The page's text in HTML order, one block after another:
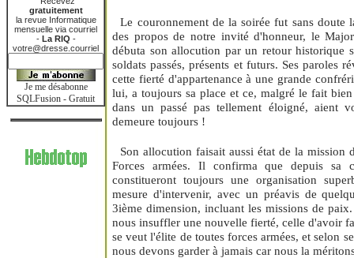
gratuitement
la revue Informatique
mensuelle via courriel
- La RIQ -
votre@dresse.courriel
Je me désabonne
SQLFusion - Gratuit
Le couronnement de la soirée fut sans doute
des propos de notre invité d'honneur, le
débuta son allocution par un retour historique
soldats passés, présents et futurs. Ses paroles
cette fierté d'appartenance à une grande
lui, a toujours sa place et ce, malgré le fait
dans un passé pas tellement éloigné, aient
demeure toujours !
Son allocution faisait aussi état de la mission
Forces armées. Il confirma que depuis sa
constitueront toujours une organisation
mesure d'intervenir, avec un préavis de
3ième dimension, incluant les missions de
nous insuffler une nouvelle fierté, celle d'avoir
se veut l'élite de toutes forces armées, et selon
nous devons garder à jamais car nous la